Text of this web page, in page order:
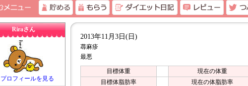
Riraさん
プロフィールを見る
2013年11月3日(日)
蕁麻疹
最悪
目標体重
現在の体重
目標体脂肪率
現在の体脂肪率